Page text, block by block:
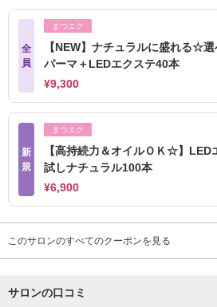
全
員
まつエク
【NEW】ナチュラルに盛れる☆
パーマ＋LEDエクステ40本
¥9,300
新
規
まつエク
【高持続力＆オイルＯＫ☆】LED
試しナチュラル100本
¥6,900
このサロンのすべてのクーポンを見る
サロンの口コミ